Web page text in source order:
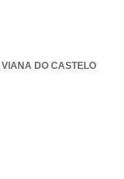
VIANA DO CASTELO